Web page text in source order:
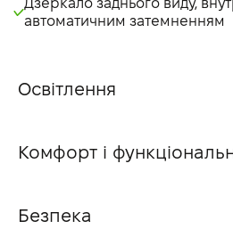
Дзеркало заднього виду,
автоматичним затемненням
Освітлення
Комфорт і
Безпека